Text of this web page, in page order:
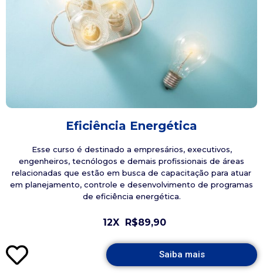
Eficiência Energética
Esse curso é destinado a empresários, executivos,
engenheiros, tecnólogos e demais profissionais de áreas
relacionadas que estão em busca de capacitação para atuar
em planejamento, controle e desenvolvimento de programas
de eficiência energética.
12X R$89,90
Saiba mais